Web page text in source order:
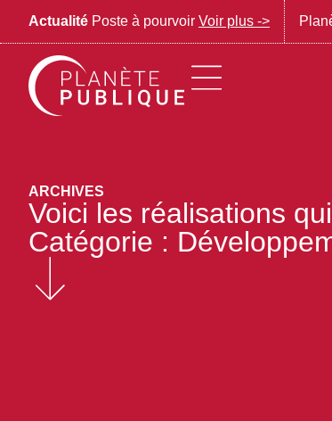
Actualité Poste à pourvoir Voir plus ->
ARCHIVES
Voici les réalisations
Catégorie :